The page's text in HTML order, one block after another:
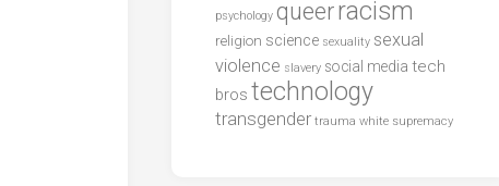
psychology queerracism
religion science sexuality sexual
violence slavery social media tech
bros technology
transgender trauma white supremacy